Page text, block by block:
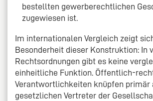
bestellten gewerberechtlichen
zugewiesen ist.
Im internationalen Vergleich zeigt
Besonderheit dieser Konstruktion: In
Rechtsordnungen gibt es keine
einheitliche Funktion. Öffentlich-
Verantwortlichkeiten knüpfen primär
gesetzlichen Vertreter der